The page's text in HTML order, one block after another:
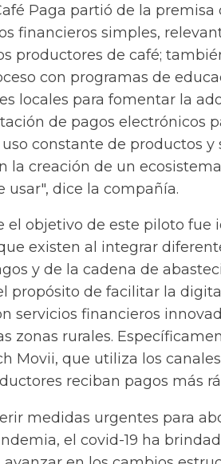
Paga partió de la premisa
financieros simples,
productores de café;
con programas de
locales para fomentar la
de pagos electrónicos
constante de productos y
la creación de un
usar", dice la compañía.
el objetivo de este piloto fue
existen al integrar
y de la cadena de
propósito de facilitar la
servicios financieros
zonas rurales.
Movii, que utiliza los
reciban pagos más
medidas urgentes para
el covid-19 ha